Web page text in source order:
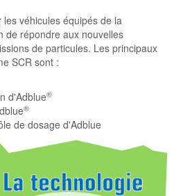
véhicules équipés de la
de répondre aux nouvelles
de particules. Les principaux
SCR sont :
d'Adblue®
®
de dosage d'Adblue